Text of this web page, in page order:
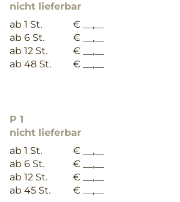
nicht lieferbar
ab 1 St.
€ __,__
ab 6 St.
€ __,__
ab 12 St.
€ __,__
ab 48 St.
€ __,__
P 1
nicht lieferbar
ab 1 St.
€ __,__
ab 6 St.
€ __,__
ab 12 St.
€ __,__
ab 45 St.
€ __,__